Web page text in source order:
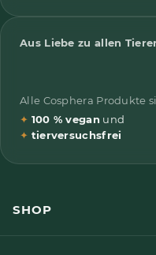
Aus Liebe zu allen
Alle Cosphera Produkte
✦ 100 % vegan und
✦ tierversuchsfrei
SHOP